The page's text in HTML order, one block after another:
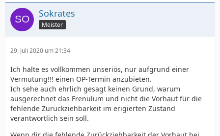
Sokrates
Meister
29. Juli 2020 um 21:34
Ich halte es vollkommen unseriös, nur aufgrund einer
Vermutung!!! einen OP-Termin anzubieten.
Ich sehe auch ehrlich gesagt keinen Grund, warum
ausgerechnet das Frenulum und nicht die Vorhaut für die
fehlende Zurückziehbarkeit im erigierten Zustand
verantwortlich sein soll.